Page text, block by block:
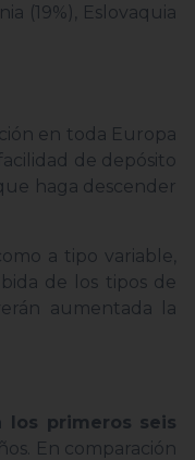
(19%), Eslovaquia
en toda Europa
de depósito
haga descender
a tipo variable,
de los tipos de
aumentada la
primeros seis
En comparación